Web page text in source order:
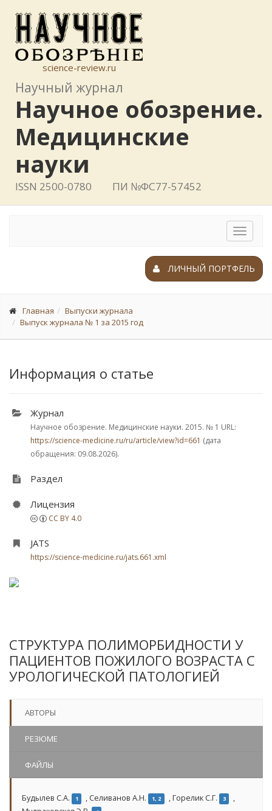
science-review.ru
Научный журнал
Научное обозрение.
Медицинские
науки
ISSN 2500-0780 ПИ №ФС77-57452
Toggle
ЛИЧНЫЙ ПОРТФЕЛЬ
Главная
Выпуски журнала
Выпуск журнала № 1 за 2015 год
Информация о статье
Журнал
Научное обозрение. Медицинские науки. 2015. № 1 URL:
https://science-medicine.ru/ru/article/view?id=661 (дата
обращения: 09.08.2026).
Раздел
Лицензия
CC BY 4.0
JATS
https://science-medicine.ru/jats.661.xml
СТРУКТУРА ПОЛИМОРБИДНОСТИ У
ПАЦИЕНТОВ ПОЖИЛОГО ВОЗРАСТА С
УРОЛОГИЧЕСКОЙ ПАТОЛОГИЕЙ
АВТОРЫ
РЕЗЮМЕ
ФАЙЛЫ
Будылев С.А. 1 , Селиванов А.Н. 1, 2 ,Горелик С.Г. 3
,